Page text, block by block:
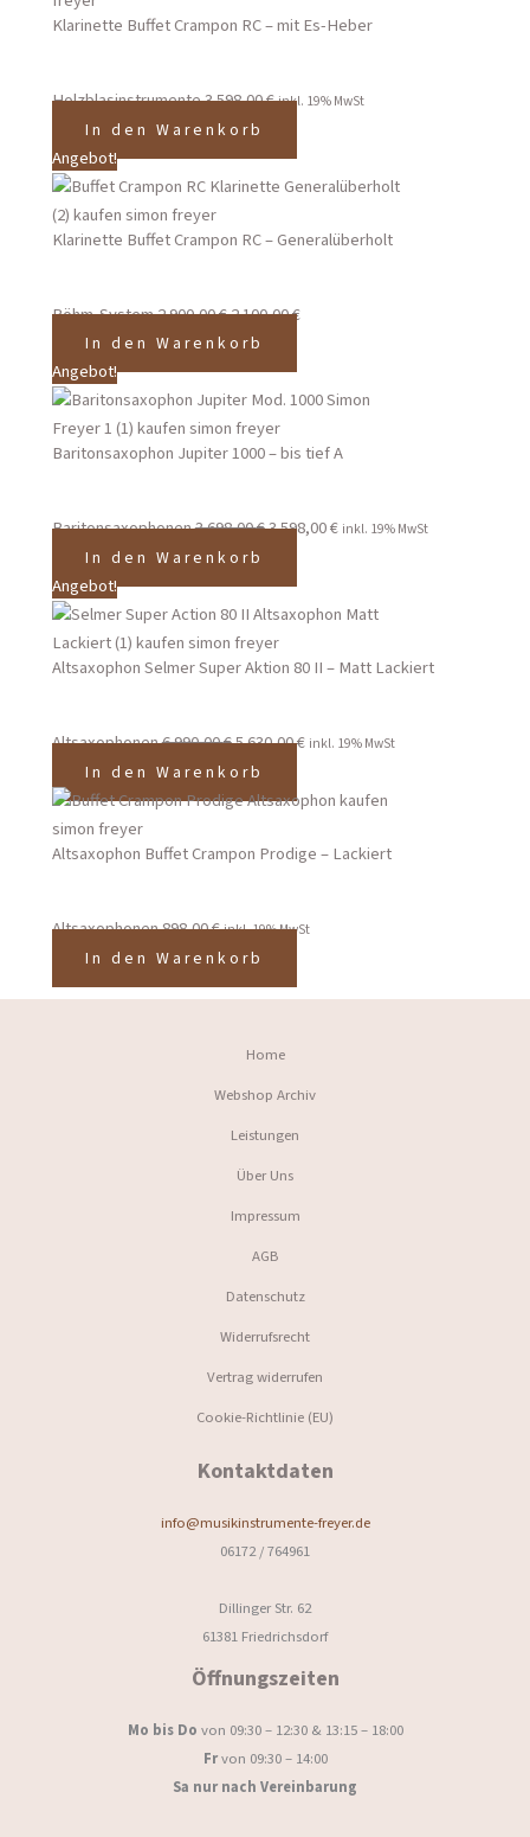
Klarinette Buffet Crampon RC – mit Es-Heber
Holzblasinstrumente3.598,00€inkl. 19% MwSt
In den Warenkorb
Angebot!
Klarinette Buffet Crampon RC – Generalüberholt
Böhm-System2.900,00€2.100,00€
In den Warenkorb
Angebot!
Baritonsaxophon Jupiter 1000 – bis tief A
Baritonsaxophonen3.698,00€3.598,00€ inkl. 19% MwSt
In den Warenkorb
Angebot!
Altsaxophon Selmer Super Aktion 80 II – Matt Lackiert
Altsaxophonen6.990,00€5.630,00€ inkl. 19% MwSt
In den Warenkorb
Altsaxophon Buffet Crampon Prodige – Lackiert
Altsaxophonen898,00€inkl. 19% MwSt
In den Warenkorb
Home
Webshop Archiv
Leistungen
Über Uns
Impressum
AGB
Datenschutz
Widerrufsrecht
Vertrag widerrufen
Cookie-Richtlinie (EU)
Kontaktdaten
info@musikinstrumente-freyer.de
06172 / 764961
Dillinger Str. 62
61381 Friedrichsdorf
Öffnungszeiten
Mo bis Do von 09:30 – 12:30 & 13:15 – 18:00
Frvon 09:30 – 14:00
Sa nur nach Vereinbarung